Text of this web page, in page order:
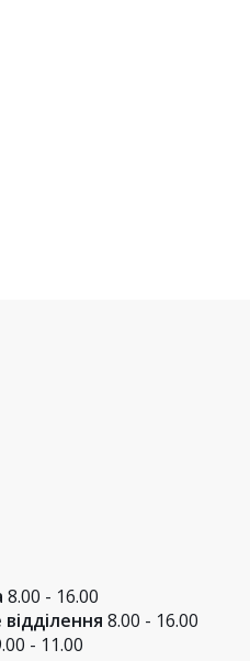
8.00 - 16.00
8.00 - 16.00
- 11.00